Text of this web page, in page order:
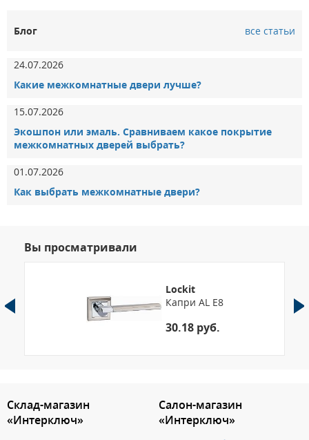
Блог все статьи
24.07.2026
Какие межкомнатные двери лучше?
15.07.2026
Экошпон или эмаль. Сравниваем какое покрытие
межкомнатных дверей выбрать?
01.07.2026
Как выбрать межкомнатные двери?
Вы просматривали
Lockit
Капри AL Е8
30.18 руб.
Склад-магазин
«Интерключ»
Салон-магазин
«Интерключ»